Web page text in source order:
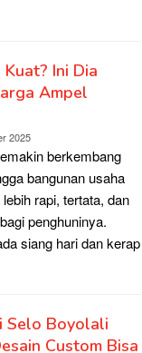
Ini Dia
Ampel
2025
berkembang
bangunan usaha
rapi, tertata, dan
penghuninya.
siang hari dan kerap
Selo Boyolali
Custom Bisa